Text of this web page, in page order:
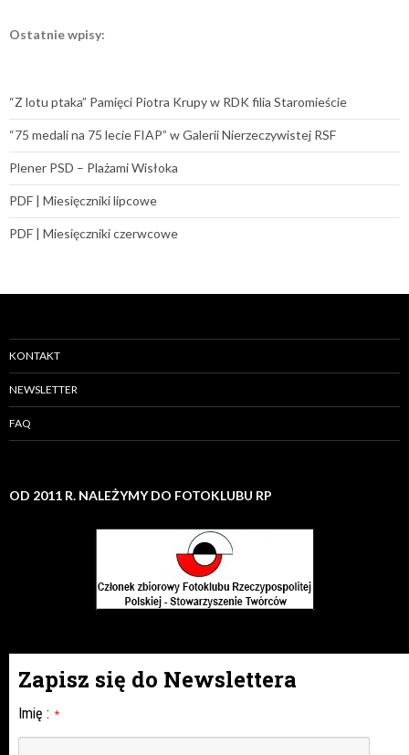
Ostatnie wpisy:
“Z lotu ptaka” Pamięci Piotra Krupy w RDK filia Staromieście
“75 medali na 75 lecie FIAP” w Galerii Nierzeczywistej RSF
Plener PSD – Plażami Wisłoka
PDF | Miesięczniki lipcowe
PDF | Miesięczniki czerwcowe
KONTAKT
NEWSLETTER
FAQ
OD 2011 R. NALEŻYMY DO FOTOKLUBU RP
Zapisz się do Newslettera
Imię : *